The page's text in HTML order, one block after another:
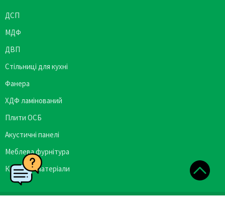
ДСП
МДФ
ДВП
Стільниці для кухні
Фанера
ХДФ ламінований
Плити ОСБ
Акустичні панелі
Меблева фурнітура
Кромкові матеріали